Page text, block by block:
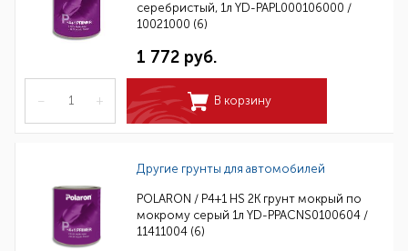
серебристый, 1л YD-PAPL000106000 /
10021000 (6)
1 772 руб.
– + В корзину
Другие грунты для автомобилей
POLARON / P4+1 HS 2K грунт мокрый по
мокрому серый 1л YD-PPACNS0100604 /
11411004 (6)